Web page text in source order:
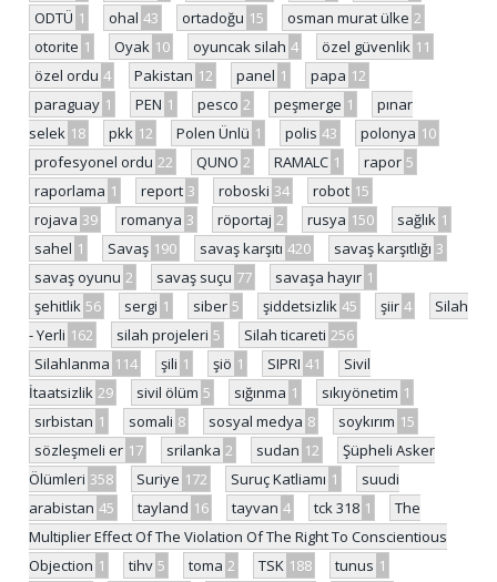
ODTÜ 1 ohal 43 ortadoğu 15 osman murat ülke 2
otorite 1 Oyak 10 oyuncak silah 4 özel güvenlik 11
özel ordu 4 Pakistan 12 panel 1 papa 12
paraguay 1 PEN 1 pesco 2 peşmerge 1
pınar
selek 18 pkk 12 Polen Ünlü 1 polis 43 polonya 10
profesyonel ordu 22 QUNO 2 RAMALC 1 rapor 5
raporlama 1 report 3 roboski 34 robot 15
rojava 39 romanya 3 röportaj 2 rusya 150 sağlık 1
sahel 1 Savaş 190 savaş karşıtı 420 savaş karşıtlığı 3
savaş oyunu 2 savaş suçu 77 savaşa hayır 1
şehitlik 56 sergi 1 siber 5 şiddetsizlik 45 şiir 4
Silah
- Yerli 162 silah projeleri 5 Silah ticareti 256
Silahlanma 114 şili 1 şiö 1 SIPRI 41
Sivil
İtaatsizlik 29 sivil ölüm 5 sığınma 1 sıkıyönetim 1
sırbistan 1 somali 8 sosyal medya 8 soykırım 15
sözleşmeli er 17 srilanka 2 sudan 12
Şüpheli Asker
Ölümleri 358 Suriye 172 Suruç Katliamı 1
suudi
arabistan 45 tayland 16 tayvan 4 tck 318 1
The
Multiplier Effect Of The Violation Of The Right To Conscientious
Objection 1 tihv 5 toma 2 TSK 188 tunus 1